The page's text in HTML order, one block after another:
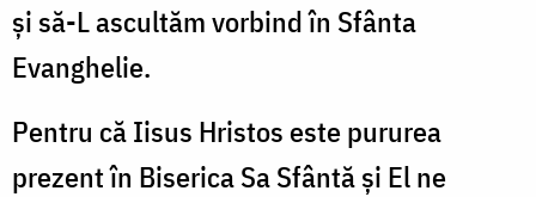
şi să-L ascultăm vorbind în Sfânta
Evanghelie.
Pentru că Iisus Hristos este pururea
prezent în Biserica Sa Sfântă şi El ne